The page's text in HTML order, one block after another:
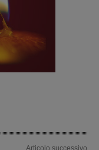
Articolo successivo